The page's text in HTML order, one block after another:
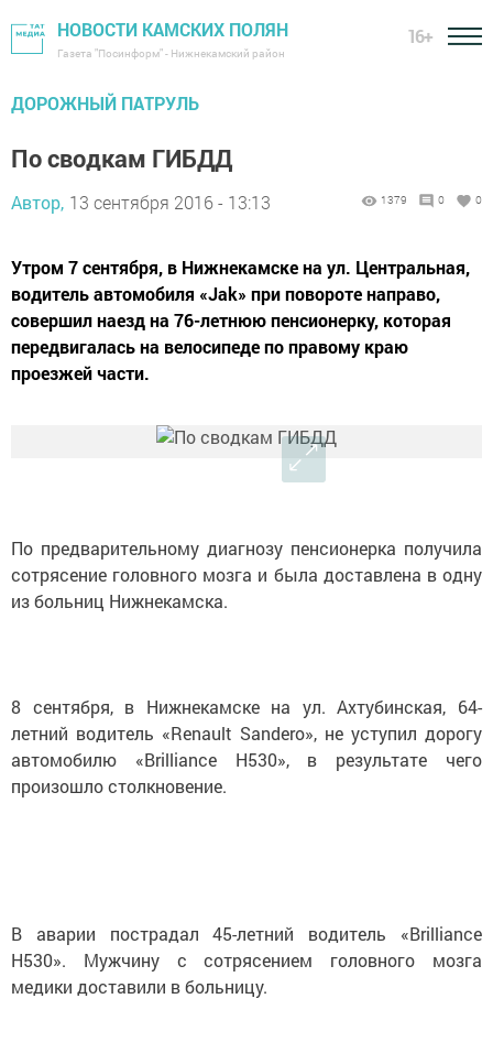
НОВОСТИ КАМСКИХ ПОЛЯН
Газета "Посинформ" - Нижнекамский район
16+
ДОРОЖНЫЙ ПАТРУЛЬ
По сводкам ГИБДД
Автор, 13 сентября 2016 - 13:13 1379 0 0
Утром 7 сентября, в Нижнекамске на ул. Центральная,
водитель автомобиля «Jak» при повороте направо,
совершил наезд на 76-летнюю пенсионерку, которая
передвигалась на велосипеде по правому краю
проезжей части.
По предварительному диагнозу пенсионерка получила
сотрясение головного мозга и была доставлена в одну
из больниц Нижнекамска.
8 сентября, в Нижнекамске на ул. Ахтубинская, 64-
летний водитель «Renault Sandero», не уступил дорогу
автомобилю «Brilliance H530», в результате чего
произошло столкновение.
В аварии пострадал 45-летний водитель «Brilliance
H530». Мужчину с сотрясением головного мозга
медики доставили в больницу.